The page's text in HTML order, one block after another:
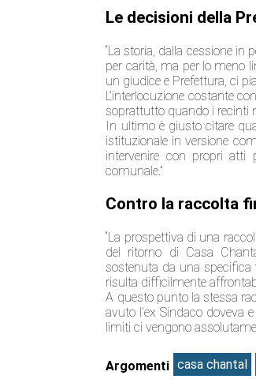
Le decisioni della
“La storia, dalla cessione
per carità, ma per lo meno
un giudice e Prefettura, ci
L’interlocuzione costante
soprattutto quando i recinti
In ultimo è giusto citare
istituzionale in versione
intervenire con propri atti
comunale.”
Contro la raccolta
“La prospettiva di una
del ritorno di Casa
sostenuta da una specifica
risulta difficilmente
A questo punto la stessa
avuto l’ex Sindaco doveva
limiti ci vengono
Argomenti casa chantal